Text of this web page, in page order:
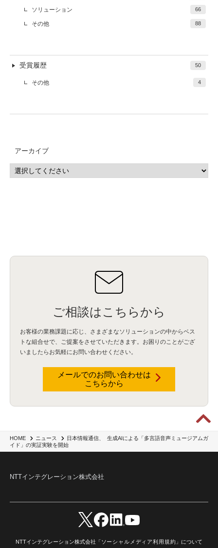
HOME ニュース
日本情報通信、 生成AIによる「多言語音声ミュージアムガ
イド」の実証実験を開始
ソリューション 66
その他 88
受賞履歴 50
その他 4
アーカイブ
ご相談はこちらから
お客様の業務課題に応じ、さまざまなソリューションの中からベス
トな組合せで、
ご提案をさせていただきます。お困りのことがござ
いましたらお気軽にお問い合わせください。
メールでのお問い合わせは
こちらから
NTTインテグレーション株式会社
NTTインテグレーション株式会社「ソーシャルメディア利用規約 」について